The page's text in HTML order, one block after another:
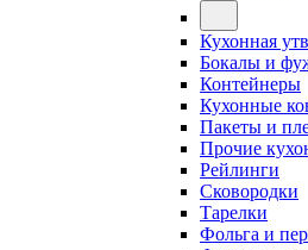
Кухонная
Бокалы и
Контейнеры
Кухонные
Пакеты и
Прочие
Рейлинги
Сковородки
Тарелки
Фольга и